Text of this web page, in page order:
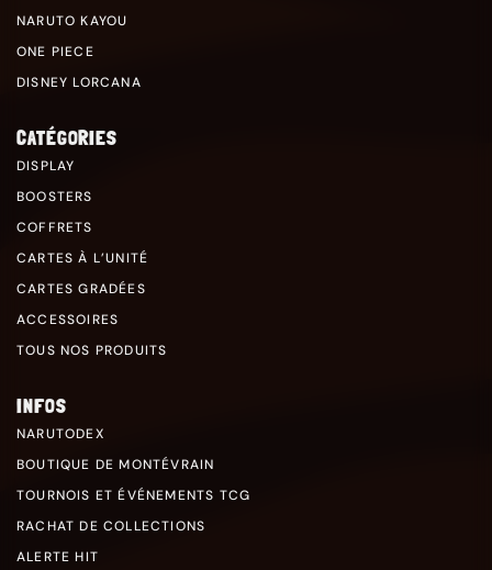
NARUTO KAYOU
ONE PIECE
DISNEY LORCANA
CATÉGORIES
DISPLAY
BOOSTERS
COFFRETS
CARTES À L’UNITÉ
CARTES GRADÉES
ACCESSOIRES
TOUS NOS PRODUITS
INFOS
NARUTODEX
BOUTIQUE DE MONTÉVRAIN
TOURNOIS ET ÉVÉNEMENTS TCG
RACHAT DE COLLECTIONS
ALERTE HIT